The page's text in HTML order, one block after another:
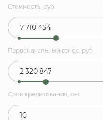
Стоимость, руб.
Первоначальный взнос, руб.
Срок кредитования, лет